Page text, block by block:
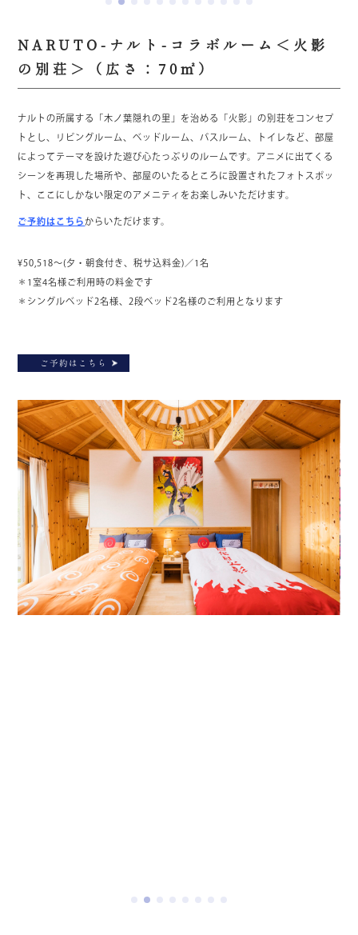
NARUTO-ナルト-コラボルーム＜火影
の別荘＞（広さ：70㎡）
ナルトの所属する「木ノ葉隠れの里」を治める「火影」の別荘をコンセプ
トとし、リビングルーム、ベッドルーム、バスルーム、トイレなど、部屋
によってテーマを設けた遊び心たっぷりのルームです。アニメに出てくる
シーンを再現した場所や、部屋のいたるところに設置されたフォトスポッ
ト、ここにしかない限定のアメニティをお楽しみいただけます。
ご予約はこちら からいただけます。
¥50,518～(夕・朝食付き、税サ込料金)／1名
＊1室4名様ご利用時の料金です
＊シングルベッド2名様、2段ベッド2名様のご利用となります
ご予約はこちら